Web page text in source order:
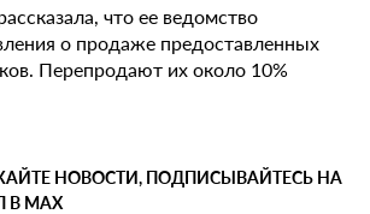
что ее ведомство
о продаже предоставленных
Перепродают их около 10%
НОВОСТИ, ПОДПИСЫВАЙТЕСЬ НА
MAX